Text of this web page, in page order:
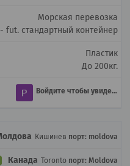
Морская перевозка
fut. стандартный контейнер
Пластик
До 200кг.
Войдите чтобы увидеть
Кишинев порт: moldova
Канада Toronto порт: Moldova